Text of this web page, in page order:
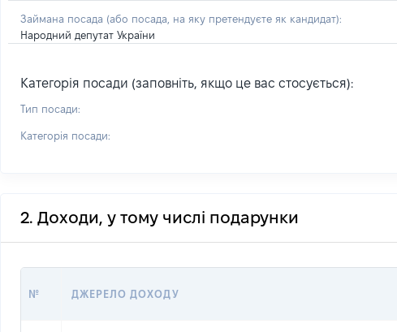
Займана посада (або посада, на яку претендуєте як кандидат):
Народний депутат України
Категорія посади (заповніть, якщо це вас стосується):
Тип посади:
Категорія посади:
2. Доходи, у тому числі подарунки
№ ДЖЕРЕЛО ДОХОДУ